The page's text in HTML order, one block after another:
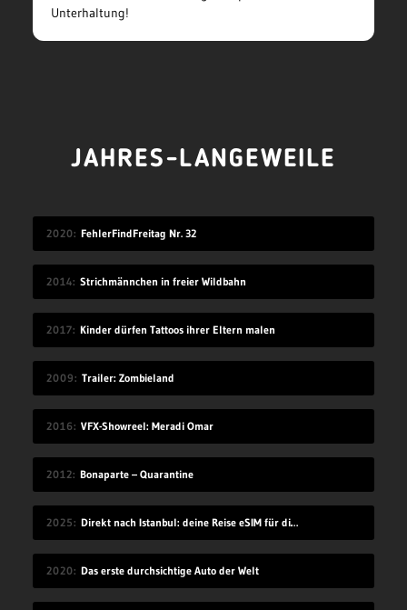
Unterhaltung!
JAHRES-LANGEWEILE
2020 FehlerFindFreitag Nr. 32
2014 Strichmännchen in freier Wildbahn
2017 Kinder dürfen Tattoos ihrer Eltern malen
2009 Trailer: Zombieland
2016 VFX-Showreel: Meradi Omar
2012 Bonaparte – Quarantine
2025 Direkt nach Istanbul: deine Reise eSIM für die Türkei
2020 Das erste durchsichtige Auto der Welt